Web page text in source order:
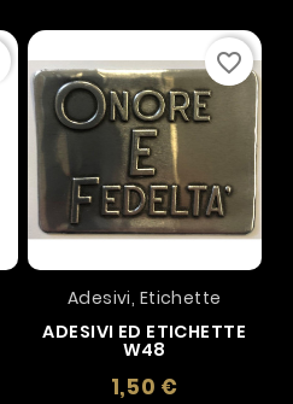
Adesivi, Etichette
ADESIVI ED ETICHETTE
W48
1,50 €Prezzo
favorite_border